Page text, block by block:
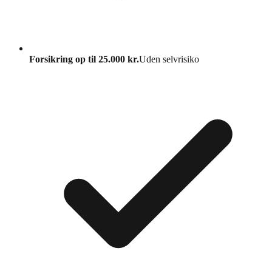
Forsikring op til 25.000 kr.Uden selvrisiko